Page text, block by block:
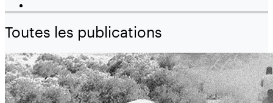
Toutes les publications